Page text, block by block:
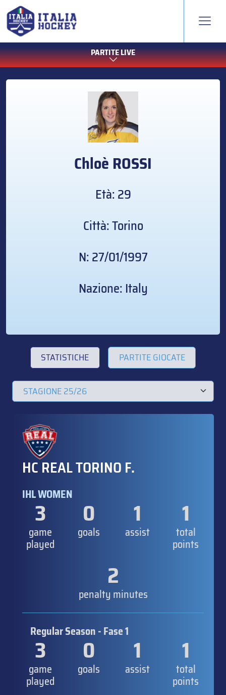
PARTITE LIVE
Chloè ROSSI
Età: 29
Città: Torino
N: 27/01/1997
Nazione: Italy
STATISTICHE PARTITE GIOCATE
HC REAL TORINO F.
IHL WOMEN
3
game
played
0
goals
1
assist
1
total
points
2
penalty minutes
Regular Season - Fase 1
3
game
played
0
goals
1
assist
1
total
points